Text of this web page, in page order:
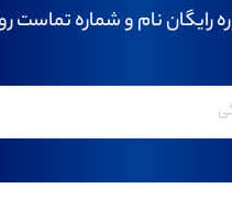
رایگان نام و شماره تماست رو